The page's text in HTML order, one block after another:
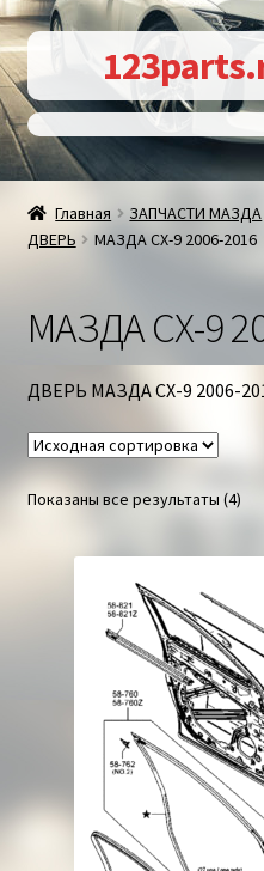
Перейти
к
навигации
Перейти
к
содержимому
Главная ЗАПЧАСТИ МАЗДА
ДВЕРЬ
МАЗДА СХ-9 2006-2016
МАЗДА СХ-9
ДВЕРЬ МАЗДА СХ-9 2006-
Показаны все результаты (4)